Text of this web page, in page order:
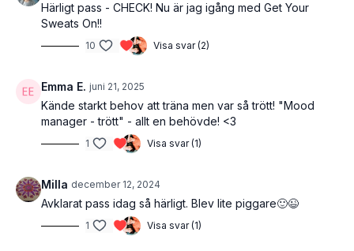
Härligt pass - CHECK! Nu är jag igång med Get Your
Sweats On!!
10 Visa svar (2)
Emma E. juni 21, 2025
Kände starkt behov att träna men var så trött! "Mood
manager - trött" - allt en behövde! <3
1 Visa svar (1)
Milla december 12, 2024
Avklarat pass idag så härligt. Blev lite piggare🙂😉
1 Visa svar (1)